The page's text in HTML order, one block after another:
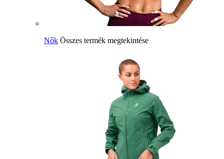
Nők Összes termék megtekintése